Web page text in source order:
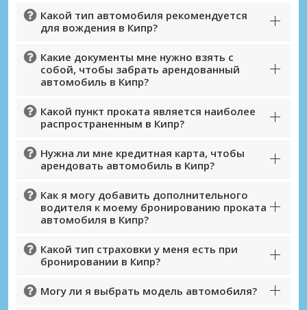
Лучшие сбережения
Получите доступ к эксклюзивным
Войти с помощью eLink
Какой тип автомобиля рекомендуется
для вождения в Кипр?
Какие документы мне нужно взять с
собой, чтобы забрать арендованный
автомобиль в Кипр?
Какой пункт проката является наиболее
распространенным в Кипр?
Нужна ли мне кредитная карта, чтобы
арендовать автомобиль в Кипр?
Как я могу добавить дополнительного
водителя к моему бронированию проката
автомобиля в Кипр?
Какой тип страховки у меня есть при
бронировании в Кипр?
Могу ли я выбрать модель автомобиля?